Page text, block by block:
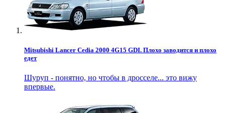
Mitsubishi Lancer Cedia 2000 4G15 GDI. Плохо заводится и плохо
едет
Шуруп - понятно, но чтобы в дросселе... это вижу
впервые.